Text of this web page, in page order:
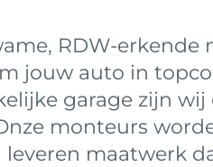
RDW-
jouw auto in
garage zijn
monteurs
maatwerk